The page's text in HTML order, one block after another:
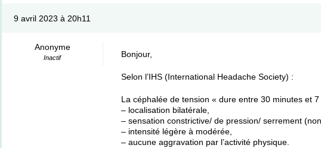
9 avril 2023 à 20h11
Anonyme
Inactif Bonjour,
Selon l’IHS (International Headache Society) :
La céphalée de tension « dure entre 30 minutes et
– localisation bilatérale,
– sensation constrictive/ de pression/ serrement
– intensité légère à modérée,
– aucune aggravation par l’activité physique.